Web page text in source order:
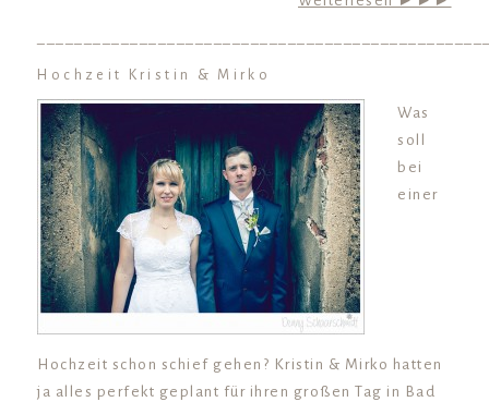
Hochzeit Kristin & Mirko
Was
soll
bei
einer
Hochzeit schon schief gehen? Kristin & Mirko hatten
ja alles perfekt geplant für ihren großen Tag in Bad